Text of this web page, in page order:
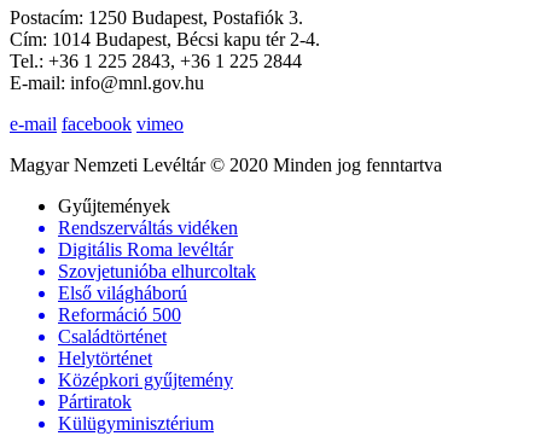
Postacím: 1250 Budapest, Postafiók 3.
Cím: 1014 Budapest, Bécsi kapu tér 2-4.
Tel.: +36 1 225 2843, +36 1 225 2844
E-mail: info@mnl.gov.hu
e-mail facebook vimeo
Magyar Nemzeti Levéltár © 2020 Minden jog fenntartva
Gyűjtemények
Rendszerváltás vidéken
Digitális Roma levéltár
Szovjetunióba elhurcoltak
Első világháború
Reformáció 500
Családtörténet
Helytörténet
Középkori gyűjtemény
Pártiratok
Külügyminisztérium